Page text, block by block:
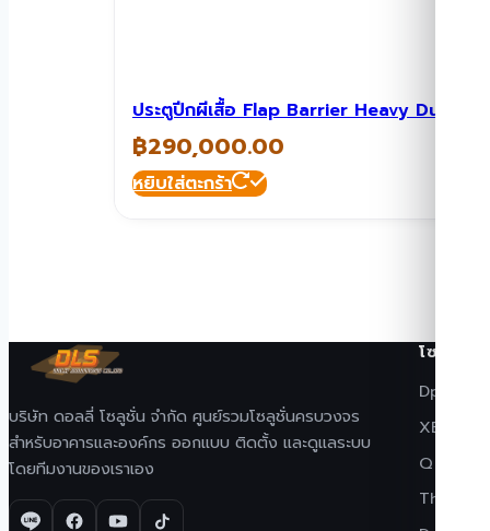
ประตูปีกผีเสื้อ Flap Barrier Heavy Duty TS-
฿290,000.00
หยิบใส่ตะกร้า
บริษัท ดอลลี่ โซลูชั่น จำกัด ศูนย์รวมโซลูชั่นครบวงจร
สำหรับอาคารและองค์กร ออกแบบ ติดตั้ง และดูแลระบบ
โดยทีมงานของเราเอง
โซลูชั่น
Dpark ·
XEKA · ป
Q Natural
The